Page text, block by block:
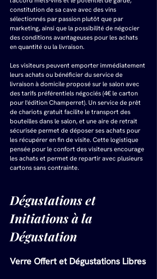
constitution de sa cave avec des vins
sélectionnés par passion plutôt que par
marketing, ainsi que la possibilité de négocier
des conditions avantageuses pour les achats
en quantité ou la livraison.
Les visiteurs peuvent emporter immédiatement
leurs achats ou bénéficier du service de
livraison à domicile proposé sur le salon avec
des tarifs préférentiels négociés (4€ le carton
pour l'édition Champerret). Un service de prêt
de chariots gratuit facilite le transport des
bouteilles dans le salon, et une aire de retrait
sécurisée permet de déposer ses achats pour
les récupérer en fin de visite. Cette logistique
pensée pour le confort des visiteurs encourage
les achats et permet de repartir avec plusieurs
cartons sans contrainte.
Dégustations et
Initiations à la
Dégustation
Verre Offert et Dégustations Libres